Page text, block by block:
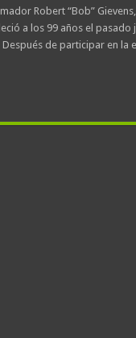
Robert “Bob”
a los 99 años el
Después de participar en